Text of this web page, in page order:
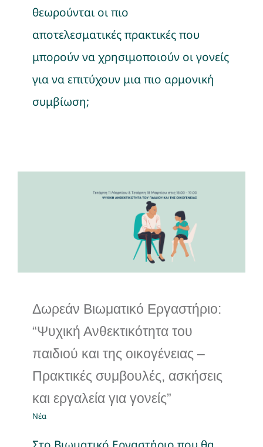
θεωρούνται οι πιο
αποτελεσματικές πρακτικές που
μπορούν να χρησιμοποιούν οι γονείς
για να επιτύχουν μια πιο αρμονική
συμβίωση;
Εργαστήριο: “Ψυχική
Ανθεκτικότητα του παιδιού
και της οικογένειας –
Πρακτικές συμβουλές,
ασκήσεις και εργαλεία για
γονείς”
Δωρεάν Βιωματικό Εργαστήριο:
“Ψυχική Ανθεκτικότητα του
παιδιού και της οικογένειας –
Πρακτικές συμβουλές, ασκήσεις
και εργαλεία για γονείς”
Νέα